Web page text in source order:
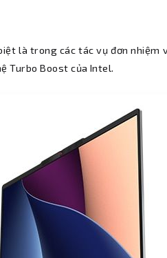
là trong các tác vụ đơn nhiệm
Turbo Boost của Intel.